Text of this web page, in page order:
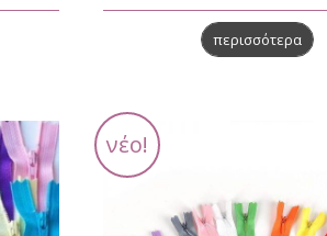
την γιορτή του Πατέρα
περισσότερα
νέο!